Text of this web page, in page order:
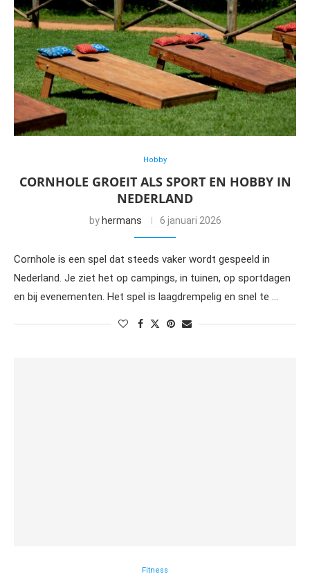
Hobby
CORNHOLE GROEIT ALS SPORT EN HOBBY IN
NEDERLAND
by hermans 6 januari 2026
Cornhole is een spel dat steeds vaker wordt gespeeld in
Nederland. Je ziet het op campings, in tuinen, op sportdagen
en bij evenementen. Het spel is laagdrempelig en snel te …
Fitness